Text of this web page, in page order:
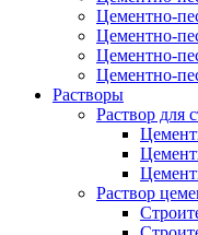
Цементно-
Цементно-
Цементно-
Цементно-
Растворы
Раствор для
Раствор